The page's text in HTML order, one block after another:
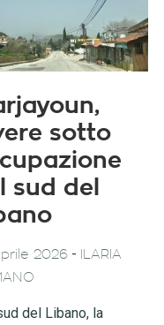
sotto
sud del
2026 -
ILARIA
del Libano, la